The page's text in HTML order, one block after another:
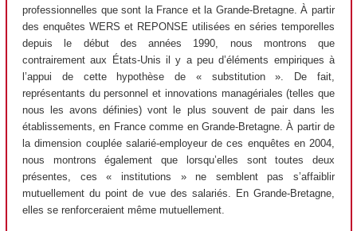
professionnelles que sont la France et la Grande-Bretagne. À partir
des enquêtes WERS et REPONSE utilisées en séries temporelles
depuis le début des années 1990, nous montrons que
contrairement aux États-Unis il y a peu d’éléments empiriques à
l’appui de cette hypothèse de « substitution ». De fait,
représentants du personnel et innovations managériales (telles que
nous les avons définies) vont le plus souvent de pair dans les
établissements, en France comme en Grande-Bretagne. À partir de
la dimension couplée salarié-employeur de ces enquêtes en 2004,
nous montrons également que lorsqu’elles sont toutes deux
présentes, ces « institutions » ne semblent pas s’affaiblir
mutuellement du point de vue des salariés. En Grande-Bretagne,
elles se renforceraient même mutuellement.